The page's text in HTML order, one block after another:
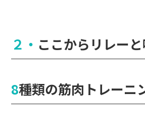
２・ここからリレー
8種類の筋肉トレーニ